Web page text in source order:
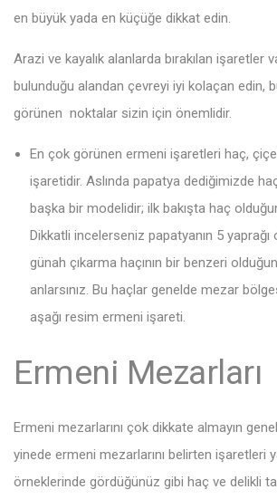
en büyük yada en küçüğe dikkat edin.
Arazi ve kayalık alanlarda bırakılan işaretler
bulunduğu alandan çevreyi iyi kolaçan edin,
görünen noktalar sizin için önemlidir.
En çok görünen ermeni işaretleri haç,
işaretidir. Aslında papatya dediğimizde
başka bir modelidir; ilk bakışta haç
Dikkatli incelerseniz papatyanın 5 yaprağı
günah çıkarma haçının bir benzeri
anlarsınız. Bu haçlar genelde mezar
aşağı resim ermeni işareti.
Ermeni Mezarları
Ermeni mezarlarını çok dikkate almayın
yinede ermeni mezarlarını belirten işaretleri
örneklerinde gördüğünüz gibi haç ve delikli